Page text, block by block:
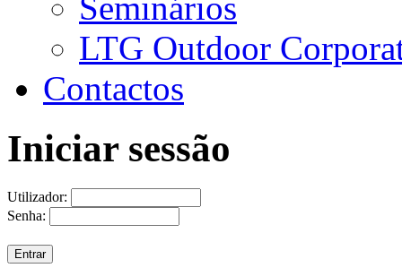
LTG Outdoor
Contactos
Iniciar sessão
Utilizador:
Senha: